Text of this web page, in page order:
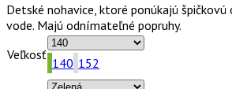
Detské nohavice, ktoré ponúkajú
vode. Majú odnímateľné popruhy.
Veľkosť
140 152